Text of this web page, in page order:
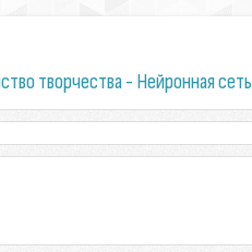
творчества - Нейронная сеть